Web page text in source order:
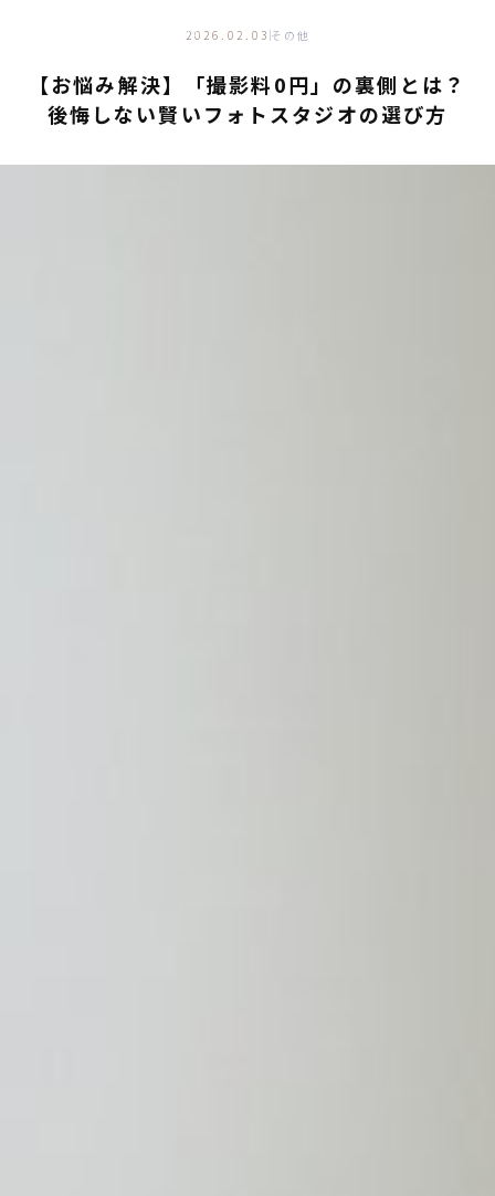
キッズフォトものがたり PHOTO STUDIO GUIDE
2026.02.03 その他
【お悩み解決】「撮影料0円」の裏側とは？
後悔しない賢いフォトスタジオの選び方